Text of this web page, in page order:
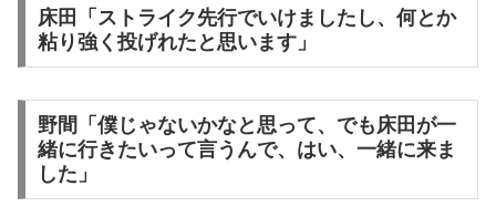
床田「ストライク先行でいけましたし、何とか
粘り強く投げれたと思います」
野間「僕じゃないかなと思って、でも床田が一
緒に行きたいって言うんで、はい、一緒に来ま
した」